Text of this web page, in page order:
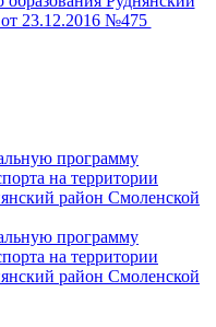
23.12.2016 №­­­­­­­­475
программу
на территории
район Смоленской
программу
на территории
район Смоленской